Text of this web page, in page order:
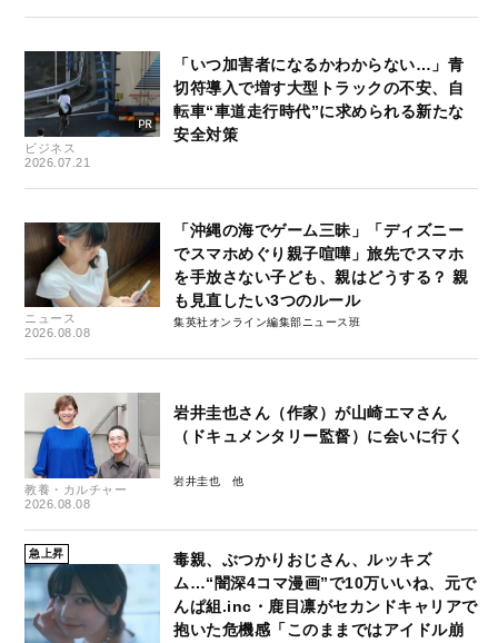
ビジネス
2026.07.21
「いつ加害者になるかわからない…」青
切符導入で増す大型トラックの不安、自
転車“車道走行時代”に求められる新たな
安全対策
ニュース
2026.08.08
「沖縄の海でゲーム三昧」「ディズニー
でスマホめぐり親子喧嘩」旅先でスマホ
を手放さない子ども、親はどうする？ 親
も見直したい3つのルール
集英社オンライン編集部ニュース班
教養・カルチャー
2026.08.08
岩井圭也さん（作家）が山崎エマさん
（ドキュメンタリー監督）に会いに行く
岩井圭也
急上昇
毒親、ぶつかりおじさん、ルッキズ
ム…“闇深4コマ漫画”で10万いいね、元で
んぱ組.inc・鹿目凛がセカンドキャリアで
抱いた危機感「このままではアイドル崩